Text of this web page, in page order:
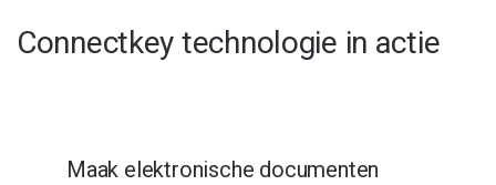
Connectkey technologie in actie
Maak elektronische documenten